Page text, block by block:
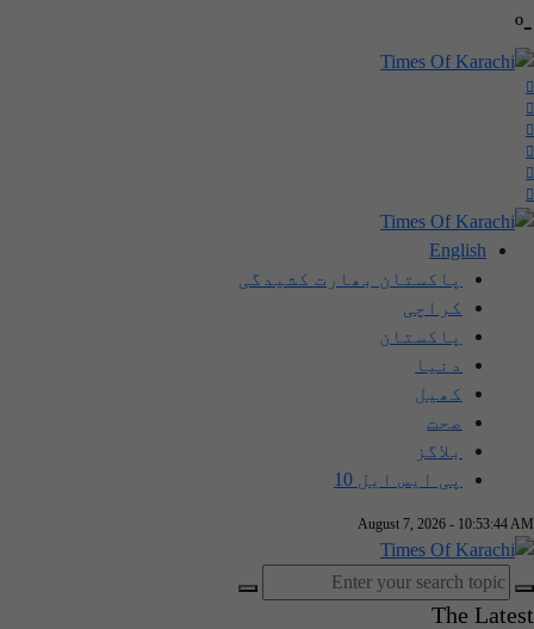
-º
English
پاکستان بھارت کشیدگی
کراچی
پاکستان
دنیا
کھیل
صحت
بلاگز
پی ایس ایل 10
August 7, 2026 - 10:53:44 AM
The Latest